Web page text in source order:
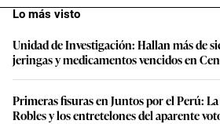
Lo más visto
Unidad de Investigación: Hallan más de
jeringas y medicamentos vencidos en
Primeras fisuras en Juntos por el Perú:
Robles y los entretelones del aparente